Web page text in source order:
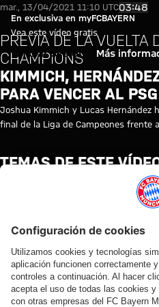
Vídeo: La
Reproducir vídeo
En exclusiva en myFCBAYERN
Vea este vídeo gratis
Iniciar sesión Más
mar., 13/04/2021 11:10 UTC03:48
PREVIA DE LA VUELTA
CHAMPIONS
KIMMICH,
PARA VENCER AL PSG
Joshua Kimmich y Lucas Hernández
final de la Liga de Campeones frente
TEMAS DE ESTE
CUARTOS
FINAL
VÍDEOS
Vídeo
FOOTBALL
SUMMIT
Los
mejores
VÍDEO
Manuel
Neuer
hace
Vídeo
EN
VÍDEO
La
rueda
de
VídeoEntrevista
AUDI
SUMMER
TOUR
En
diferido:
Vídeo
EN DIFERIDO
Así fue el
último
antes del
La
de